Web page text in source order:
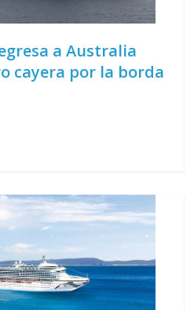
a Australia
cayera por la borda